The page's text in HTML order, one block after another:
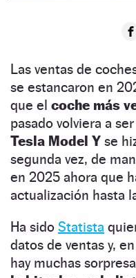
Las ventas de
se estancaron en
que el coche más
pasado volviera a
Tesla Model Y se
segunda vez, de
en 2025 ahora que
actualización hasta
Ha sido Statista
datos de ventas y,
hay muchas